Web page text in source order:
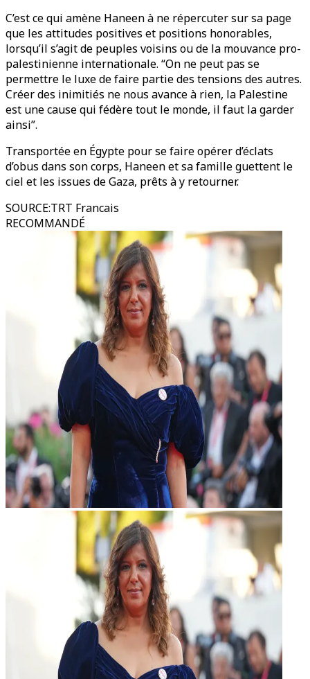
C’est ce qui amène Haneen à ne répercuter sur sa page
que les attitudes positives et positions honorables,
lorsqu’il s’agit de peuples voisins ou de la mouvance pro-
palestinienne internationale. “On ne peut pas se
permettre le luxe de faire partie des tensions des autres.
Créer des inimitiés ne nous avance à rien, la Palestine
est une cause qui fédère tout le monde, il faut la garder
ainsi”.
Transportée en Égypte pour se faire opérer d’éclats
d’obus dans son corps, Haneen et sa famille guettent le
ciel et les issues de Gaza, prêts à y retourner.
SOURCE:TRT Francais
RECOMMANDÉ